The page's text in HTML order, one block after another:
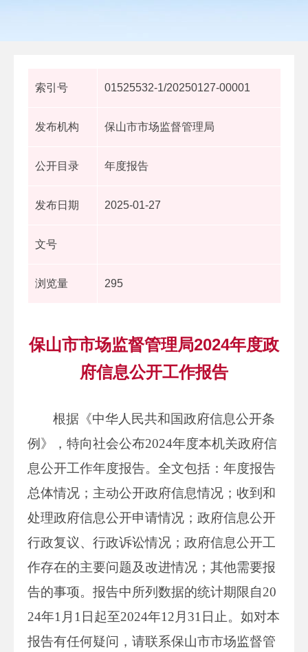
索引号 01525532-1/20250127-00001
发布机构 保山市市场监督管理局
公开目录 年度报告
发布日期 2025-01-27
文号
浏览量 295
保山市市场监督管理局2024年度政
府信息公开工作报告
根据《中华人民共和国政府信息公开条
例》，特向社会公布2024年度本机关政府信
息公开工作年度报告。全文包括：年度报告
总体情况；主动公开政府信息情况；收到和
处理政府信息公开申请情况；政府信息公开
行政复议、行政诉讼情况；政府信息公开工
作存在的主要问题及改进情况；其他需要报
告的事项。报告中所列数据的统计期限自20
24年1月1日起至2024年12月31日止。如对本
报告有任何疑问，请联系保山市市场监督管